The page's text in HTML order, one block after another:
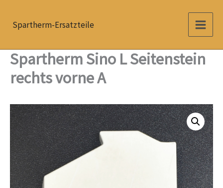
InhaltSpartherm-Ersatzteile
Spartherm Sino L Seitenstein
rechts vorne A